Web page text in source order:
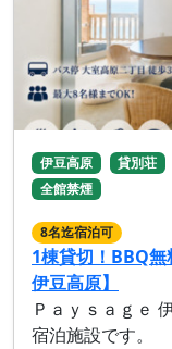
伊豆高原 貸別荘
全館禁煙
8名迄宿泊可
1棟貸切！BBQ
伊豆高原】
Ｐａｙｓａｇｅ
宿泊施設です。